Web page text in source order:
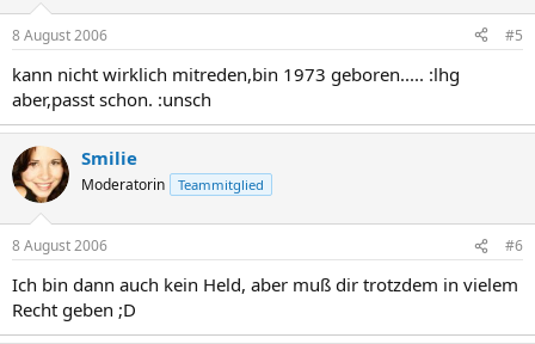
8 August 2006 #5
kann nicht wirklich mitreden,bin 1973 geboren..... :lhg
aber,passt schon. :unsch
Smilie
Moderatorin Teammitglied
8 August 2006 #6
Ich bin dann auch kein Held, aber muß dir trotzdem in vielem
Recht geben ;D